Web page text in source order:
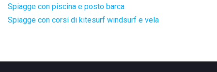
Spiagge con piscina e posto barca
Spiagge con corsi di kitesurf windsurf e vela